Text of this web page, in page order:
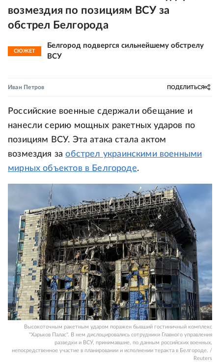
возмездия по позициям ВСУ за
обстрел Белгорода
СЮЖЕТ
Белгород подвергся сильнейшему обстрелу
ВСУ
Иван Петров ПОДЕЛИТЬСЯ
Российские военные сдержали обещание и
нанесли серию мощных ракетных ударов по
позициям ВСУ. Эта атака стала актом
возмездия заобстрел украинскими военными
мирных объектов в Белгороде.
Высокоточным ракетным ударом поражен бывший гостиничный комплекс
"Харьков Палас". В нем дислоцировались сотрудники Главного управления
разведки и ВСУ, принимавшие, по данным российских военных,
непосредственное участие в планировании и исполнении теракта в Белгороде. /
Reuters